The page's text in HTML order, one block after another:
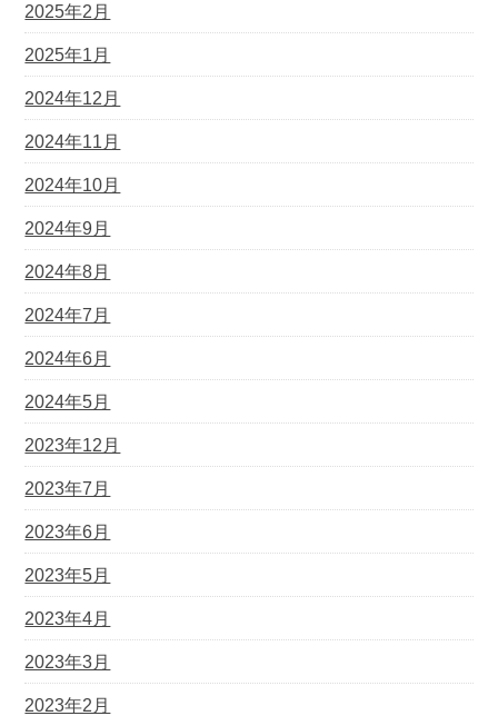
2025年2月
2025年1月
2024年12月
2024年11月
2024年10月
2024年9月
2024年8月
2024年7月
2024年6月
2024年5月
2023年12月
2023年7月
2023年6月
2023年5月
2023年4月
2023年3月
2023年2月